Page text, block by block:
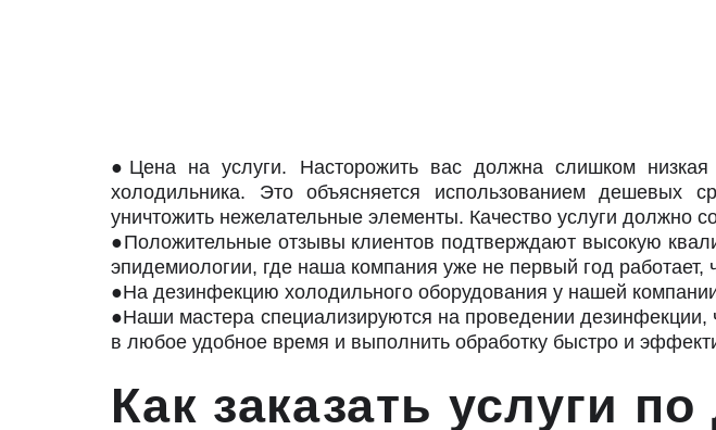
●Цена на услуги. Насторожить вас должна слишком
холодильника. Это объясняется использованием дешевых
уничтожить нежелательные элементы. Качество услуги должно
●Положительные отзывы клиентов подтверждают высокую
эпидемиологии, где наша компания уже не первый год
●На дезинфекцию холодильного оборудования у нашей
●Наши мастера специализируются на проведении дезинфекции,
в любое удобное время и выполнить обработку быстро и
Как заказать услуги